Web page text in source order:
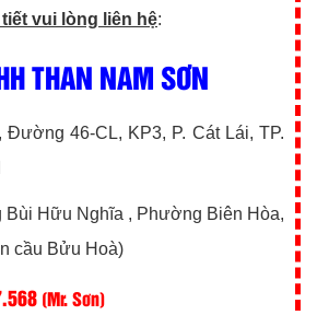
vui lòng liên hệ:
THAN NAM SƠN
Đường 46-CL, KP3, P. Cát Lái, TP.
Hữu Nghĩa , Phường Biên Hòa,
cầu Bửu Hoà)
(Mr. Sơn)